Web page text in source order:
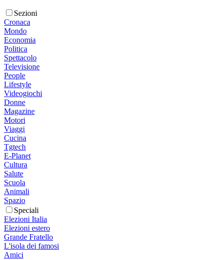
Sezioni
Cronaca
Mondo
Economia
Politica
Spettacolo
Televisione
People
Lifestyle
Videogiochi
Donne
Magazine
Motori
Viaggi
Cucina
Tgtech
E-Planet
Cultura
Salute
Scuola
Animali
Spazio
Speciali
Elezioni Italia
Elezioni estero
Grande Fratello
L'isola dei famosi
Amici